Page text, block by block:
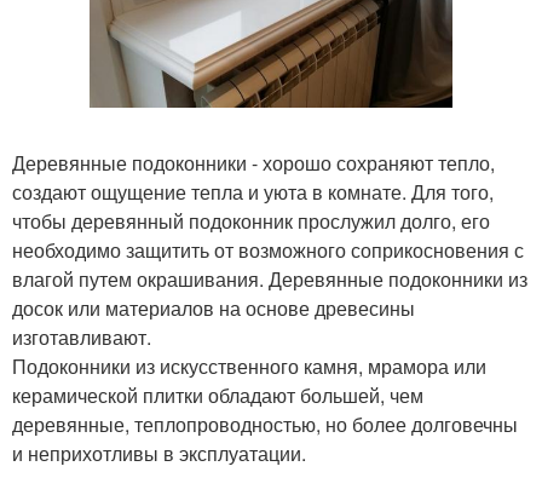
Деревянные подоконники - хорошо сохраняют тепло,
создают ощущение тепла и уюта в комнате. Для того,
чтобы деревянный подоконник прослужил долго, его
необходимо защитить от возможного соприкосновения с
влагой путем окрашивания. Деревянные подоконники из
досок или материалов на основе древесины
изготавливают.
Подоконники из искусственного камня, мрамора или
керамической плитки обладают большей, чем
деревянные, теплопроводностью, но более долговечны
и неприхотливы в эксплуатации.